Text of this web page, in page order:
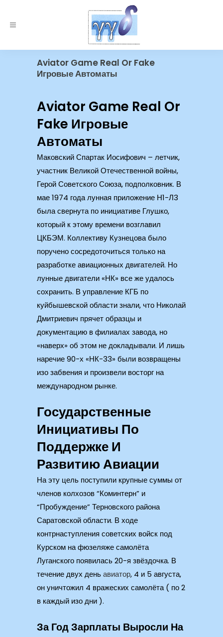
Aviator Game Real Or Fake
Игровые Автоматы
Aviator Game Real Or
Fake Игровые
Автоматы
Маковский Спартак Иосифович – летчик,
участник Великой Отечественной войны,
Герой Советского Союза, подполковник. В
мае 1974 года лунная приложение Н1-Л3
была свернута по инициативе Глушко,
который к этому времени возглавил
ЦКБЭМ. Коллективу Кузнецова было
поручено сосредоточиться только на
разработке авиационных двигателей. Но
лунные двигатели «НК» все же удалось
сохранить. В управление КГБ по
куйбышевской области знали, что Николай
Дмитриевич прячет образцы и
документацию в филиалах завода, но
«наверх» об этом не докладывали. И лишь
наречие 90-х «НК-33» были возвращены
изо забвения и произвели восторг на
международном рынке.
Государственные
Инициативы По
Поддержке И
Развитию Авиации
На эту цель поступили крупные суммы от
членов колхозов “Коминтерн” и
“Пробуждение” Терновского района
Саратовской области. В ходе
контрнаступления советских войск под
Курском на фюзеляже самолёта
Луганского появилась 20-я звёздочка. В
течение двух деньавиатор, 4 и 5 августа,
он уничтожил 4 вражеских самолёта ( по 2
в каждый изо дни ).
За Год Зарплаты Выросли На